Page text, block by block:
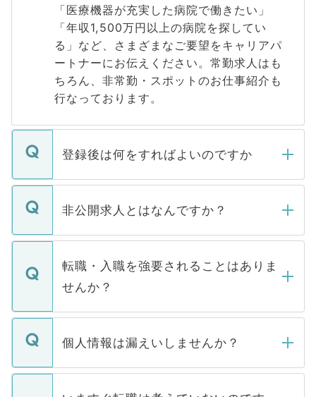
「医療機器が充実した病院で働きたい」
「年収1,500万円以上の病院を探してい
る」など、さまざまなご要望をキャリアパ
ートナーにお伝えください。常勤求人はも
ちろん、非常勤・スポットのお仕事紹介も
行なっております。
登録後は何をすればよいのですか
ご登録いただきましたら、弊社担当者がご
登録内容を確認し、その後メールもしくは
ます。通常、5営業日以内にはご連絡をせて
いただきますので、しばらくお待ちくださ
い。
非公開求人とはなんですか？
マイナビDOCTORで取り扱っている求人の
うち約3割は、Webサイトからご覧いただ
けない「非公開求人」です。非公開求人は
下記の理由によって、一般には公開してい
ません。
■応募殺到を避けるため 人気のある医療機
関を公にしてしまうと、応募が殺到する場
転職・入職を強要されることはありま
せんか？
転職・入職を強要することは一切ありませ
ん。また、仮に応募先から内定をいただい
定を承諾する必要はありません。内定先へ
の辞退の連絡はキャリアパートナーが行い
個人情報は漏えいしませんか？
個人情報が漏えいすることはありませんの